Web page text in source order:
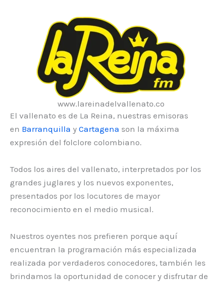
www.lareinadelvallenato.co
El vallenato es de La Reina, nuestras emisoras
en Barranquilla y Cartagena son la máxima
expresión del folclore colombiano.
Todos los aires del vallenato, interpretados por los
grandes juglares y los nuevos exponentes,
presentados por los locutores de mayor
reconocimiento en el medio musical.
Nuestros oyentes nos prefieren porque aquí
encuentran la programación más especializada
realizada por verdaderos conocedores, también les
brindamos la oportunidad de conocer y disfrutar de